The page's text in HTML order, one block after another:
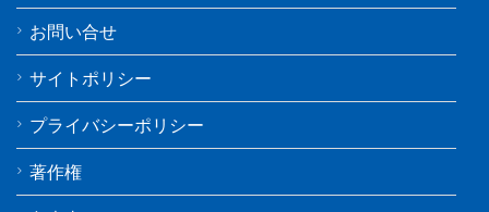
お問い合せ
サイトポリシー
プライバシーポリシー
著作権